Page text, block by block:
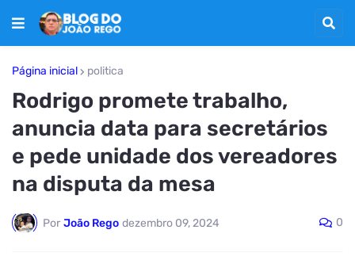
Página inicial politica
Rodrigo promete trabalho,
anuncia data para secretários
e pede unidade dos vereadores
na disputa da mesa
Por João Rego dezembro 09, 2024 0